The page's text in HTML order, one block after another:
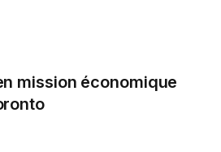
mission économique